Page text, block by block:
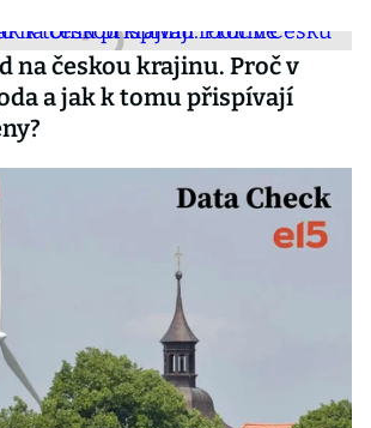
na českou krajinu. Proč v
a jak k tomu přispívají